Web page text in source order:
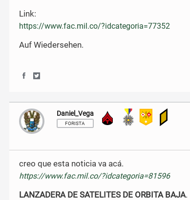
Link:
https://www.fac.mil.co/?idcategoria=77352
Auf Wiedersehen.
S
e
o
n
a
e
b
o
S
e
o
n
w
t
t
r
Daniel_Vega
FORISTA
Técnico de Quinto Grado
creo que esta noticia va acá.
https://www.fac.mil.co/?idcategoria=81596
LANZADERA DE SATELITES DE ORBITA BAJA.